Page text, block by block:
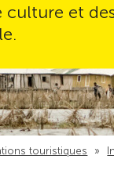
culture et
touristiques »